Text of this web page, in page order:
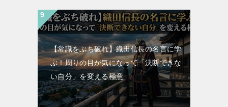
【常識をぶち破れ】織田信長の名言に学
ぶ！周りの目が気になって「決断できな
い自分」を変える極意